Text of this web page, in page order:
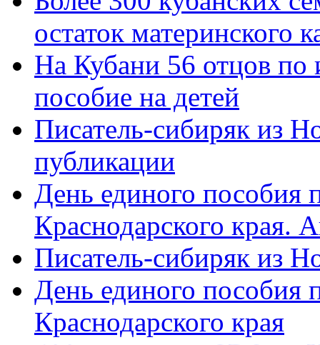
остаток материнского
На Кубани 56 отцов по
пособие на детей
Писатель-сибиряк из
публикации
День единого пособия
Краснодарского края.
Писатель-сибиряк из
День единого пособия
Краснодарского края